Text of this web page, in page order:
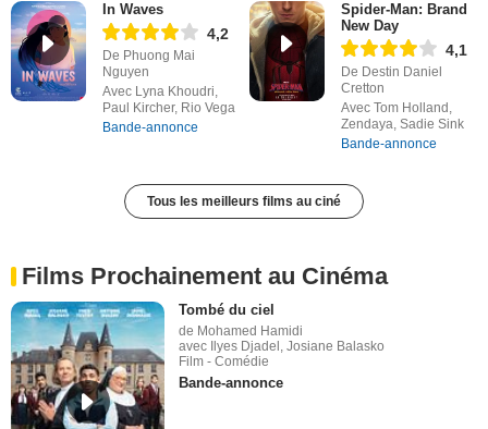
In Waves
4,2
De Phuong Mai
Nguyen
Avec Lyna Khoudri,
Paul Kircher, Rio Vega
Bande-annonce
Spider-Man: Brand
New Day
4,1
De Destin Daniel
Cretton
Avec Tom Holland,
Zendaya, Sadie Sink
Bande-annonce
Tous les meilleurs films au ciné
Films Prochainement au Cinéma
Tombé du ciel
de Mohamed Hamidi
avec Ilyes Djadel, Josiane Balasko
Film - Comédie
Bande-annonce